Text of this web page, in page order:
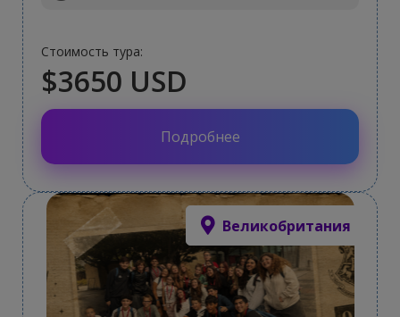
Стоимость тура:
$3650 USD
Подробнее
Великобритания